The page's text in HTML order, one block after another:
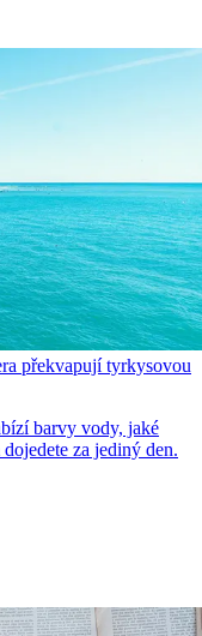
překvapují tyrkysovou
barvy vody, jaké
za jediný den.